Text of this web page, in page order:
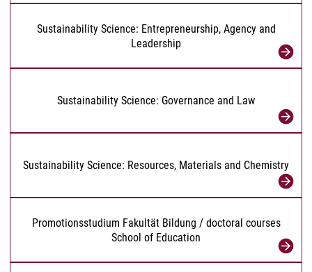
Sustainability Science: Entrepreneurship, Agency and
Leadership
Sustainability Science: Governance and Law
Sustainability Science: Resources, Materials and Chemistry
Promotionsstudium Fakultät Bildung / doctoral courses
School of Education